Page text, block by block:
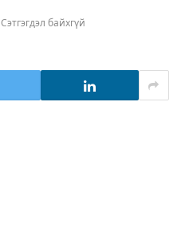
Сэтгэгдэл байхгүй